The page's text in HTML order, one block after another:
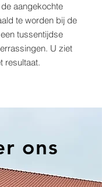
aangekochte
te worden bij de
tussentijdse
U ziet
resultaat.
ons